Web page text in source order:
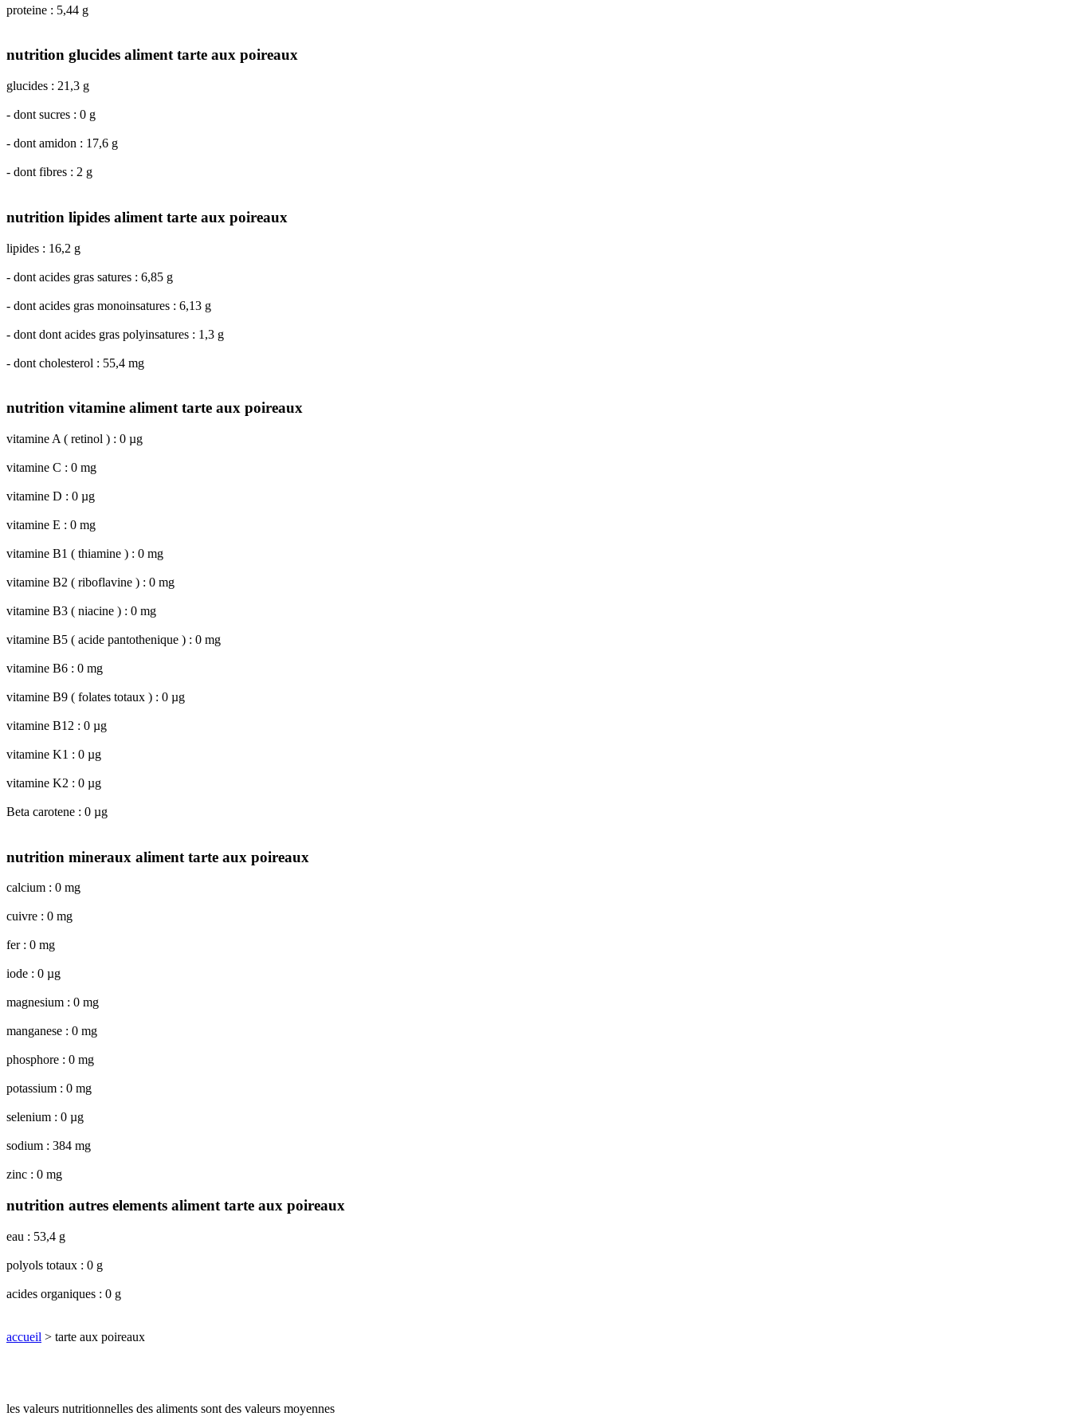
proteine : 5,44 g
nutrition glucides aliment tarte aux poireaux
glucides : 21,3 g
- dont sucres : 0 g
- dont amidon : 17,6 g
- dont fibres : 2 g
nutrition lipides aliment tarte aux poireaux
lipides : 16,2 g
- dont acides gras satures : 6,85 g
- dont acides gras monoinsatures : 6,13 g
- dont dont acides gras polyinsatures : 1,3 g
- dont cholesterol : 55,4 mg
nutrition vitamine aliment tarte aux poireaux
vitamine A ( retinol ) : 0 µg
vitamine C : 0 mg
vitamine D : 0 µg
vitamine E : 0 mg
vitamine B1 ( thiamine ) : 0 mg
vitamine B2 ( riboflavine ) : 0 mg
vitamine B3 ( niacine ) : 0 mg
vitamine B5 ( acide pantothenique ) : 0 mg
vitamine B6 : 0 mg
vitamine B9 ( folates totaux ) : 0 µg
vitamine B12 : 0 µg
vitamine K1 : 0 µg
vitamine K2 : 0 µg
Beta carotene : 0 µg
nutrition mineraux aliment tarte aux poireaux
calcium : 0 mg
cuivre : 0 mg
fer : 0 mg
iode : 0 µg
magnesium : 0 mg
manganese : 0 mg
phosphore : 0 mg
potassium : 0 mg
selenium : 0 µg
sodium : 384 mg
zinc : 0 mg
nutrition autres elements aliment tarte aux poireaux
eau : 53,4 g
polyols totaux : 0 g
acides organiques : 0 g
accueil > tarte aux poireaux
les valeurs nutritionnelles des aliments sont des valeurs moyennes